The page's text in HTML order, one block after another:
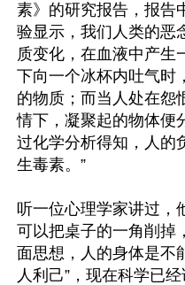
素》的研究报告，报告
验显示，我们人类的恶
质变化，在血液中产生
下向一个冰杯内吐气时
的物质；而当人处在怨
情下，凝聚起的物体便
过化学分析得知，人的
生毒素。”
听一位心理学家讲过，
可以把桌子的一角削掉
面思想，人的身体是不
人利己”，现在科学已